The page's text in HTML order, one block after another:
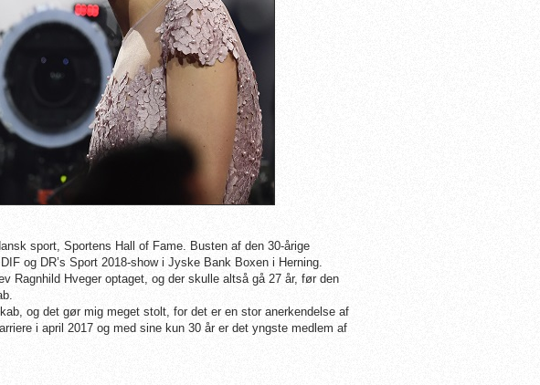
sport, Sportens Hall of Fame. Busten af den 30-årige
og DR’s Sport 2018-show i Jyske Bank Boxen i Herning.
Ragnhild Hveger optaget, og der skulle altså gå 27 år, før den
og det gør mig meget stolt, for det er en stor anerkendelse af
i april 2017 og med sine kun 30 år er det yngste medlem af